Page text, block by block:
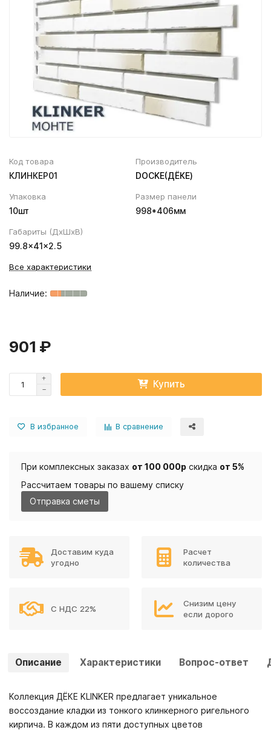
Вентиляционный выход
Колпаки, Проходы, Вент.ленты
Муфта трубы
Соединитель желоба
Трубы водосточные
Угол желоба
ХВОЙНАЯ фанера НЕ ШЛИФОВАННАЯ
Код товара
КЛИНКЕР01
Производитель
DOCKE(ДЁКЕ)
Упаковка
10шт
Размер панели
998*406мм
Габариты (ДхШхВ)
99.8×41×2.5
Все характеристики
901 ₽
Купить
В избранное В сравнение
При комплексных заказах от 100 000р скидка от 5%
Рассчитаем товары по вашему списку
Отправка сметы
Доставим куда
угодно
Расчет
количества
С НДС 22%
Снизим цену
если дорого
Описание Характеристики Вопрос-ответ
Коллекция ДЁКЕ KLINKER предлагает уникальное
воссоздание кладки из тонкого клинкерного ригельного
кирпича. В каждом из пяти доступных цветов